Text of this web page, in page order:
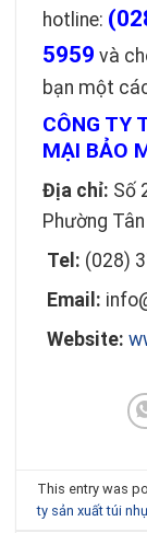
hotline:
5959 và
bạn một
CÔNG TY
MẠI BẢO
Địa chỉ: Số
Phường
Tel: (028)
Email:
Website:
This entry was
ty sản xuất túi